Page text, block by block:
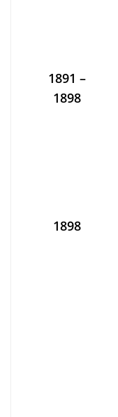
1891 –
1898
1898